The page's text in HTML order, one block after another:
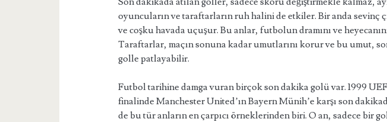
oyuncuların ve taraftarların ruh halini de etkiler. Bir anda sevinç
ve coşku havada uçuşur. Bu anlar, futbolun dramını ve
Taraftarlar, maçın sonuna kadar umutlarını korur ve bu umut,
golle patlayabilir.
Futbol tarihine damga vuran birçok son dakika golü var. 1999
finalinde Manchester United’ın Bayern Münih’e karşı son
de bu tür anların en çarpıcı örneklerinden biri. O an, sadece bir